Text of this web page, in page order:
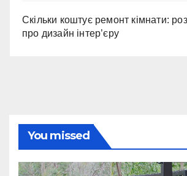
Скільки коштує ремонт кімнати:
про дизайн інтер’єру
You missed